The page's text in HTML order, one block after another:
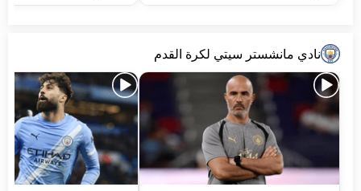
نادي مانشستر سيتي لكرة القدم